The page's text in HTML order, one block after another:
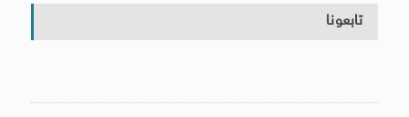
تابعونا